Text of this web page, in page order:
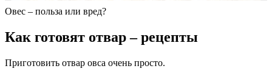
Овес – польза или вред?
Как готовят отвар – рецепты
Приготовить отвар овса очень просто.